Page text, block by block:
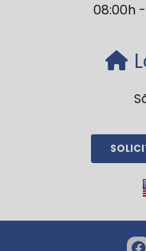
08:00h